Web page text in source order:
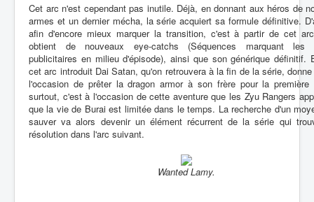
Cet arc n'est cependant pas inutile. Déjà, en donnant aux héros de
armes et un dernier mécha, la série acquiert sa formule définitive.
afin d'encore mieux marquer la transition, c'est à partir de cet
obtient de nouveaux eye-catchs (Séquences marquant les
publicitaires en milieu d'épisode), ainsi que son générique définitif.
cet arc introduit Dai Satan, qu'on retrouvera à la fin de la série,
l'occasion de prêter la dragon armor à son frère pour la
surtout, c'est à l'occasion de cette aventure que les Zyu Rangers
que la vie de Burai est limitée dans le temps. La recherche d'un
sauver va alors devenir un élément récurrent de la série qui
résolution dans l'arc suivant.
Wanted Lamy.